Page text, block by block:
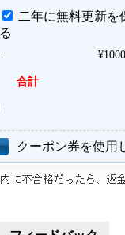
二年に無料更新を
る
¥1000
合計
クーポン券を使用